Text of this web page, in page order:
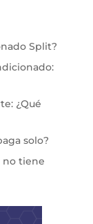
Split?
¿Qué
solo?
no tiene